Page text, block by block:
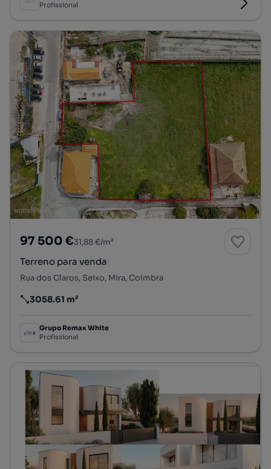
Profissional
97 500 €31,88 €/m²
Terreno para venda
Rua dos Claros, Seixo, Mira, Coimbra
Preço por metro quadrado
3058.61 m²
Grupo Remax White
Profissional